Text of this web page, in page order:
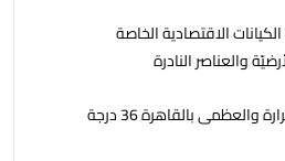
الاقتصادية الخاصة
والعناصر النادرة
بالقاهرة 36 درجة